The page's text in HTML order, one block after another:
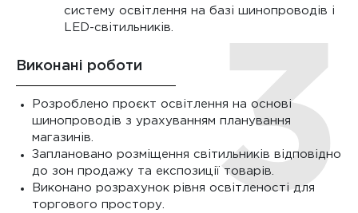
систему освітлення на базі шинопроводів і
LED-світильників.
Виконані роботи
Розроблено проєкт освітлення на основі
шинопроводів з урахуванням планування
магазинів.
Заплановано розміщення світильників відповідно
до зон продажу та експозиції товарів.
Виконано розрахунок рівня освітленості для
торгового простору.